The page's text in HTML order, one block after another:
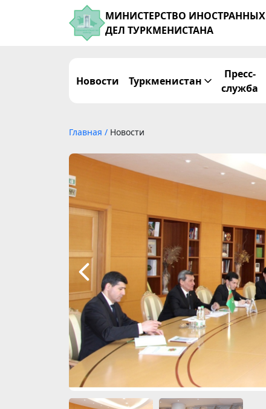
МИНИСТЕРСТВО ИНОСТРАННЫХ
ДЕЛ ТУРКМЕНИСТАНА
Новости Туркменистан
Пресс-
служба
Главная / Новости